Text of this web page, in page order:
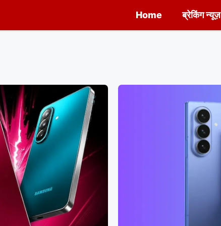
Home ब्रेकिंग न्यूज़